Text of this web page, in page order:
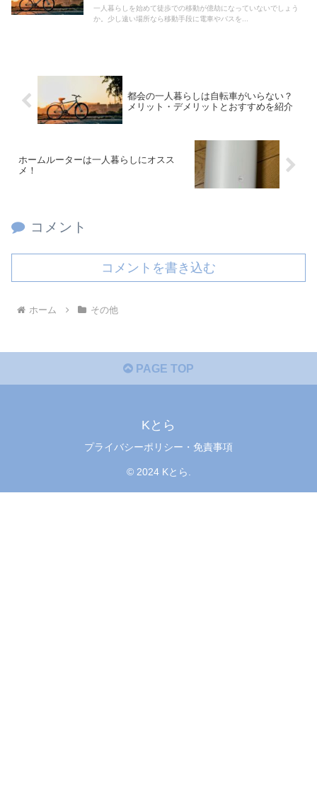
一人暮らしを始めて徒歩での移動が億劫になっていないでしょう
か。少し遠い場所なら移動手段に電車やバスを...
都会の一人暮らしは自転車がいらない？
メリット・デメリットとおすすめを紹介
ホームルーターは一人暮らしにオスス
メ！
コメント
コメントを書き込む
ホーム その他
PAGE TOP
Kとら
プライバシーポリシー・免責事項
© 2024 Kとら.